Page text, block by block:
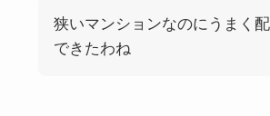
狭いマンションなのにうまく
できたわね